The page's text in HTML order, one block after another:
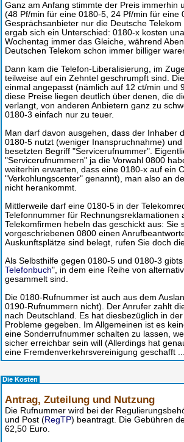
Ganz am Anfang stimmte der Preis immerhin
(48 Pf/min für eine 0180-5, 24 Pf/min für eine
Gesprächsanbieter nur die Deutsche
ergab sich ein Unterschied: 0180-x kosten
Wochentag immer das Gleiche, während
Deutschen Telekom schon immer billiger
Dann kam die Telefon-Liberalisierung, im
teilweise auf ein Zehntel geschrumpft sind.
einmal angepasst (nämlich auf 12 ct/min und
diese Preise liegen deutlich über denen, die
verlangt, von anderen Anbietern ganz zu
0180-3 einfach nur zu teuer.
Man darf davon ausgehen, dass der Inhaber
0180-5 nutzt (weniger Inanspruchnahme)
besetzten Begriff "Servicerufnummer".
"Servicerufnummern" ja die Vorwahl 0800
weiterhin erwarten, dass eine 0180-x auf ein
"Verkohlungscenter" genannt), man also an
nicht herankommt.
Mittlerweile darf eine 0180-5 in der
Telefonnummer für Rechnungsreklamationen
Telekomfirmen hebeln das geschickt aus: Sie
vorgeschriebenen 0800 einen
Auskunftsplätze sind belegt, rufen Sie doch
Als Selbsthilfe gegen 0180-5 und 0180-3
Telefonbuch", in dem eine Reihe von
gesammelt sind.
Die 0180-Rufnummer ist auch aus dem
0190-Rufnummern nicht). Der Anrufer zahlt
nach Deutschland. Es hat diesbezüglich in
Probleme gegeben. Im Allgemeinen ist es
eine Sonderrufnummer schalten zu lassen,
sicher erreichbar sein will (Allerdings hat
eine Fremdenverkehrsvereinigung geschafft
Die Kosten
Antrag, Zuteilung und Nutzung
Die Rufnummer wird bei der
und Post (RegTP) beantragt. Die Gebühren
62,50 Euro.